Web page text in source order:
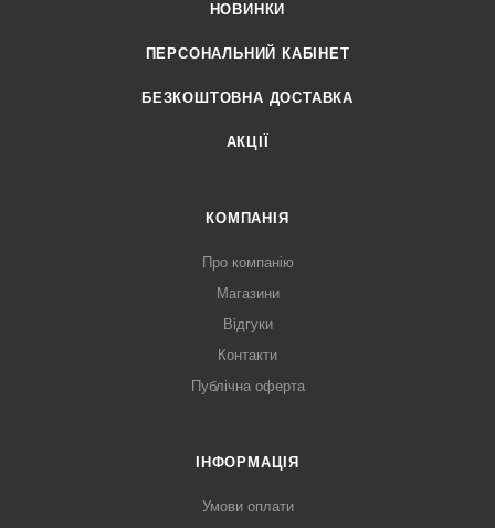
НОВИНКИ
ПЕРСОНАЛЬНИЙ КАБІНЕТ
БЕЗКОШТОВНА ДОСТАВКА
АКЦІЇ
КОМПАНІЯ
Про компанію
Магазини
Відгуки
Контакти
Публічна оферта
ІНФОРМАЦІЯ
Умови оплати